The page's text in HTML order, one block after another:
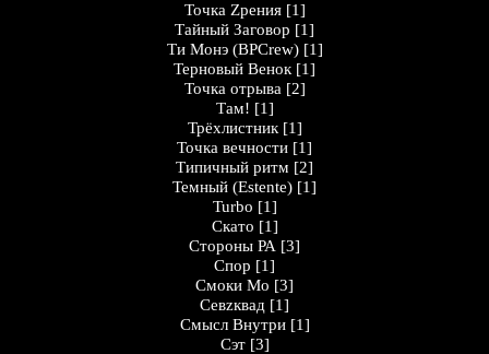
Точка Zрения [1]
Тайный Заговор [1]
Ти Монэ (BPCrew) [1]
Терновый Венок [1]
Точка отрыва [2]
Там! [1]
Трёхлистник [1]
Точка вечности [1]
Типичный ритм [2]
Темный (Estente) [1]
Turbo [1]
Скато [1]
Стороны РА [3]
Спор [1]
Смоки Мо [3]
Севzквад [1]
Смысл Внутри [1]
Сэт [3]